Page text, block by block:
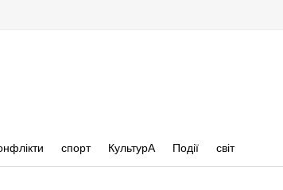
спорт КультурА Події світ